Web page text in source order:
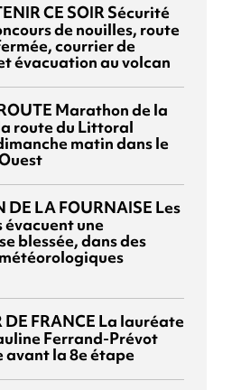
CE SOIR Sécurité
de nouilles, route
courrier de
évacuation au volcan
Marathon de la
route du Littoral
matin dans le
DE LA FOURNAISE Les
une
blessée, dans des
DE FRANCE La lauréate
Ferrand-Prévot
avant la 8e étape